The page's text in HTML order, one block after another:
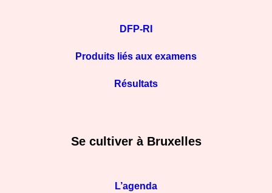
DFP-RI
Produits liés aux examens
Résultats
Se cultiver à Bruxelles
L’agenda